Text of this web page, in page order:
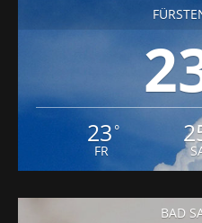
23 °
FR
BAD